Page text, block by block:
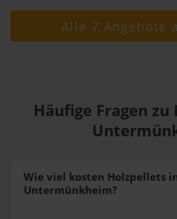
Alle 7 Angebote
Häufige Fragen
Wie viel kosten Holzpellets
Untermünkheim?